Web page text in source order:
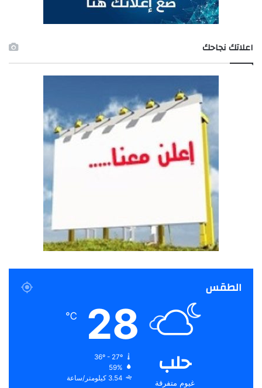
اعلاتك نجاحك
الطقس
حلب
غيوم متفرقة
28
℃
36º - 27º
59%
3.54 كيلومتر/ساعة